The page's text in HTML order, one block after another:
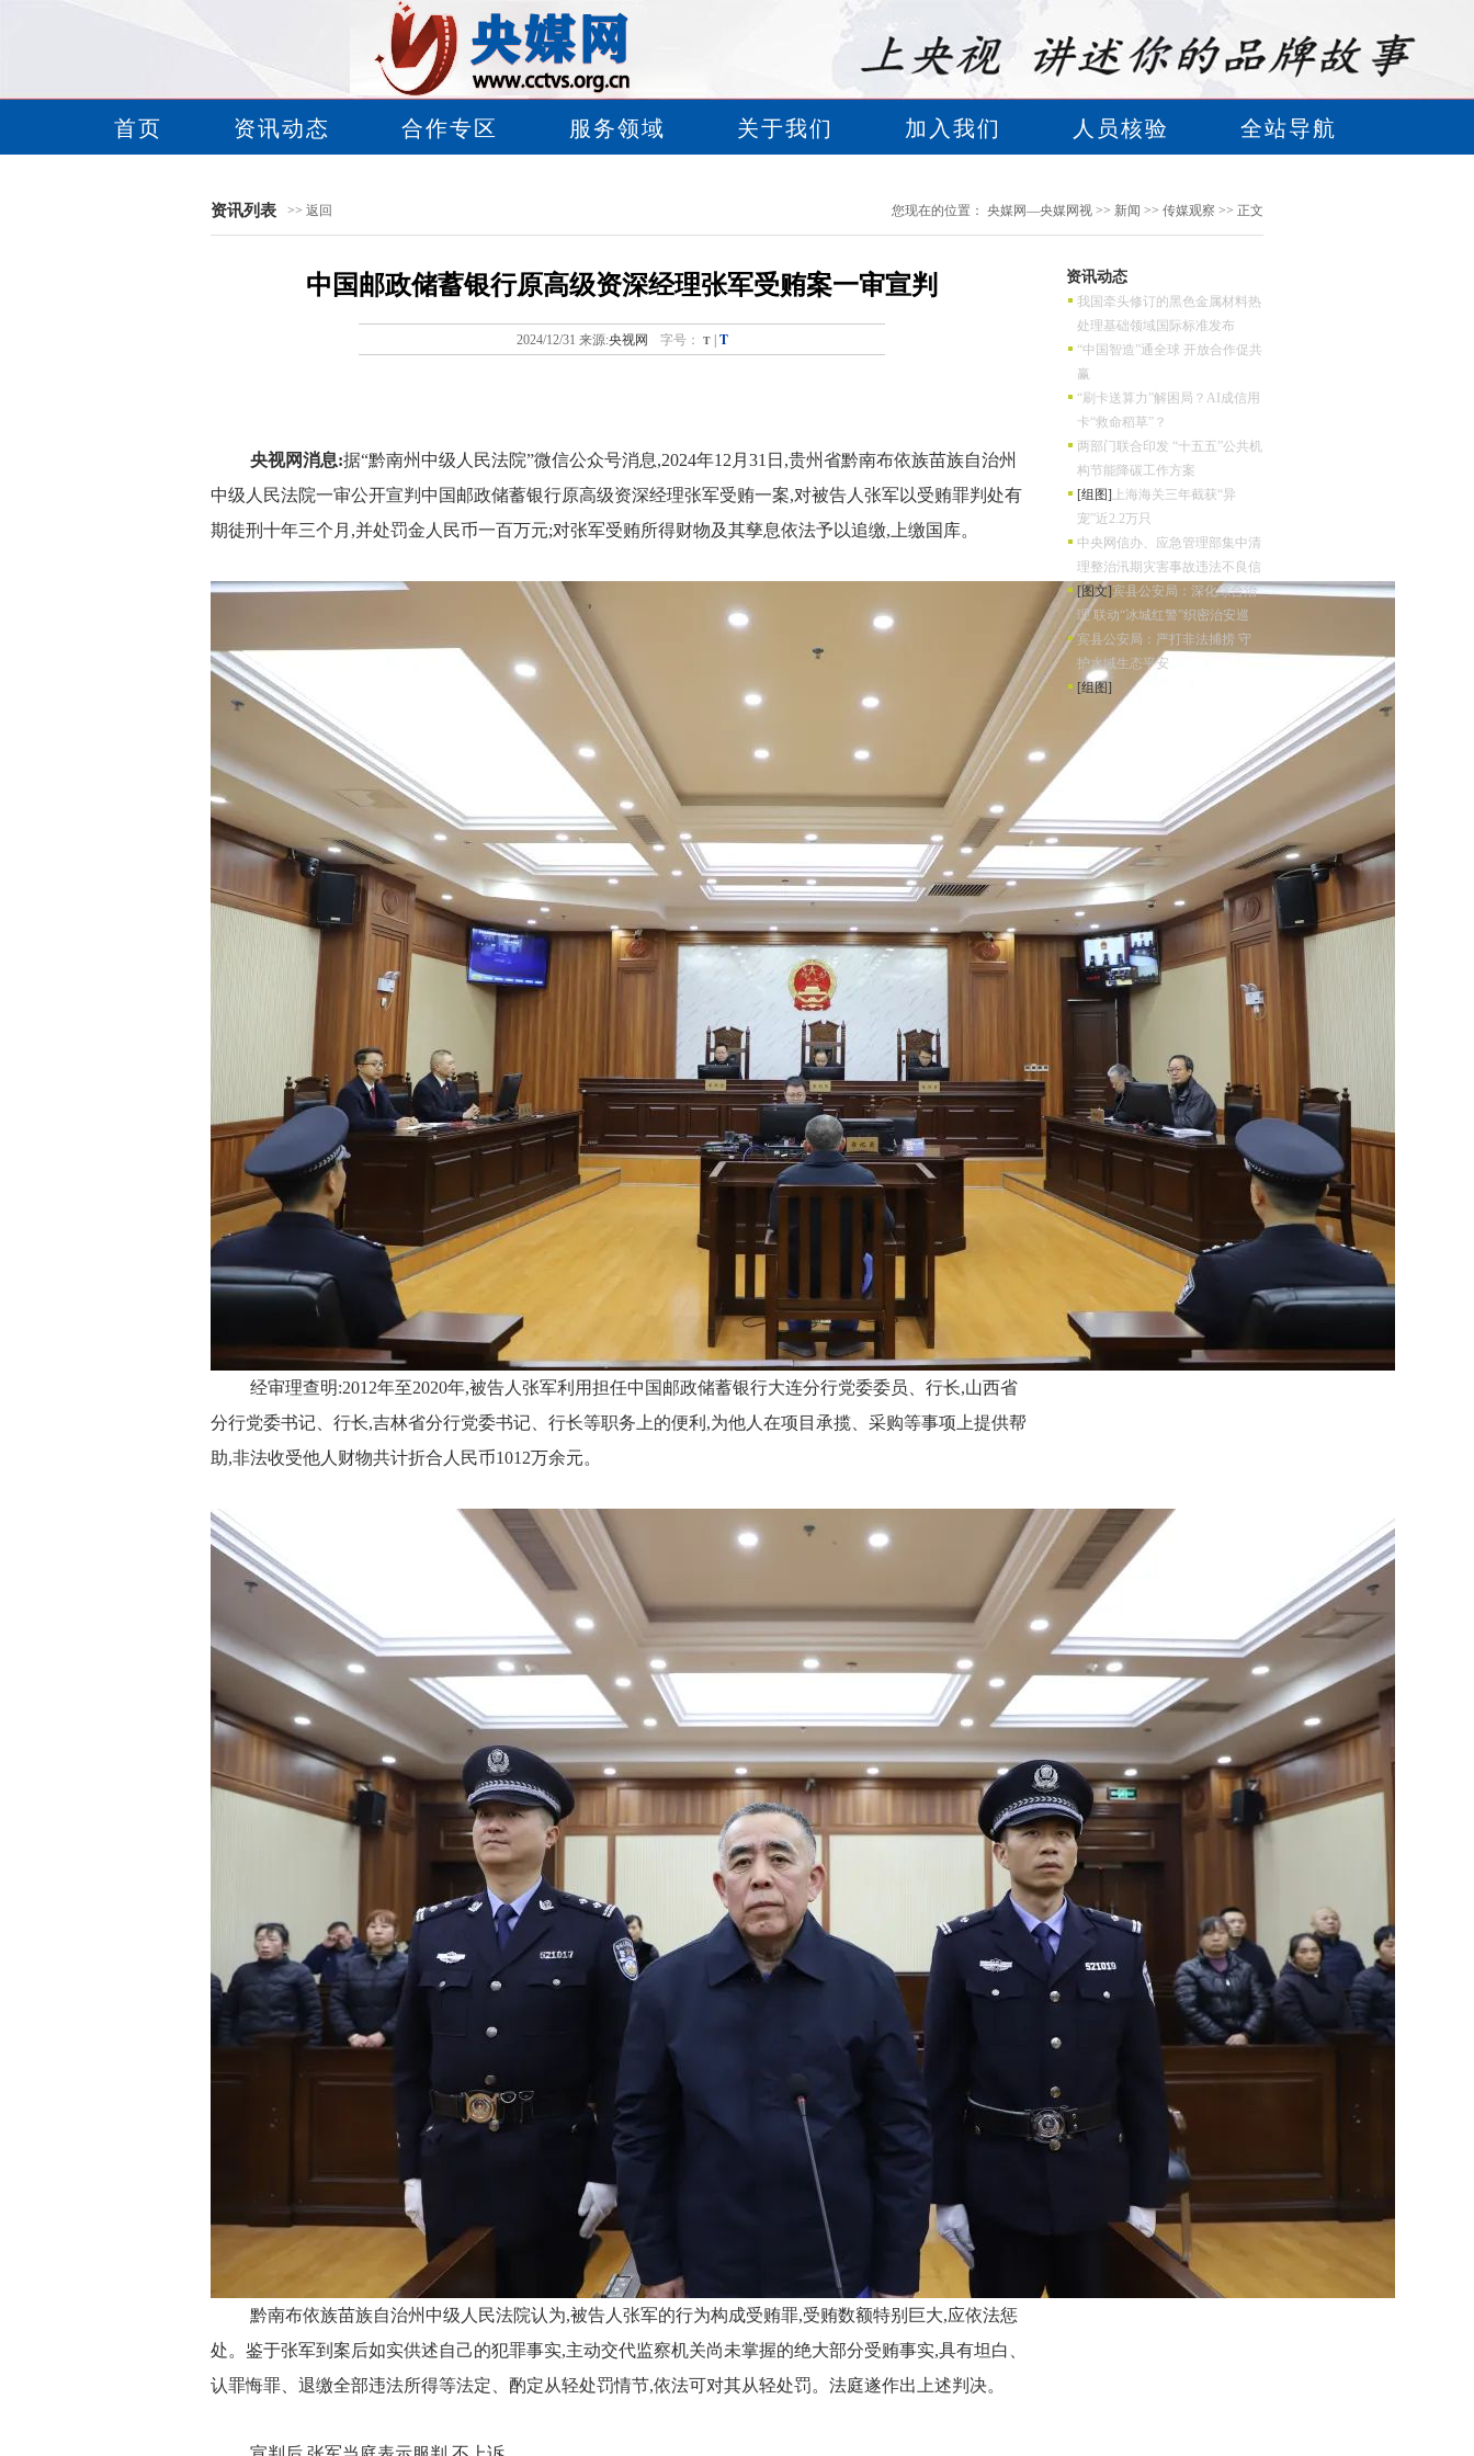
首页 资讯动态 合作专区 服务领域 关于我们 加入我们 人员核验 全站导航
资讯列表 >> 返回 您现在的位置： 央媒网—央媒网视 >> 新闻 >> 传媒观察 >> 正文
中国邮政储蓄银行原高级资深经理张军受贿案一审宣判
2024/12/31 来源:央视网 字号： T T
央视网消息:据“黔南州中级人民法院”微信公众号消息,2024年12月31日,贵州省黔南布依族苗族自治州
中级人民法院一审公开宣判中国邮政储蓄银行原高级资深经理张军受贿一案,对被告人张军以受贿罪判处有
期徒刑十年三个月,并处罚金人民币一百万元;对张军受贿所得财物及其孳息依法予以追缴,上缴国库。
经审理查明:2012年至2020年,被告人张军利用担任中国邮政储蓄银行大连分行党委委员、行长,山西省
分行党委书记、行长,吉林省分行党委书记、行长等职务上的便利,为他人在项目承揽、采购等事项上提供帮
助,非法收受他人财物共计折合人民币1012万余元。
黔南布依族苗族自治州中级人民法院认为,被告人张军的行为构成受贿罪,受贿数额特别巨大,应依法惩
处。鉴于张军到案后如实供述自己的犯罪事实,主动交代监察机关尚未掌握的绝大部分受贿事实,具有坦白、
认罪悔罪、退缴全部违法所得等法定、酌定从轻处罚情节,依法可对其从轻处罚。法庭遂作出上述判决。
资讯动态
我国牵头修订的黑色金属材料热
处理基础领域国际标准发布
“中国智造”通全球 开放合作促共
赢
“刷卡送算力”解困局？AI成信用
卡“救命稻草”？
两部门联合印发 “十五五”公共机
构节能降碳工作方案
[组图] 上海海关三年截获“异
宠”近2.2万只
中央网信办、应急管理部集中清
理整治汛期灾害事故违法不良信
[图文] 宾县公安局：深化综合治
理 联动“冰城红警”织密治安巡
宾县公安局：严打非法捕捞 守
护水域生态平安
[组图]